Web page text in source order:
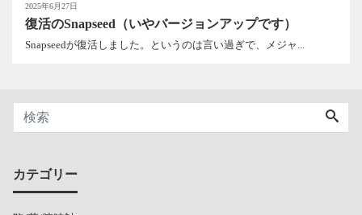
2025年6月27日
復活のSnapseed（いやバージョンアップです）
Snapseedが復活しました。というのは言い過ぎで、メジャ...
カテゴリー